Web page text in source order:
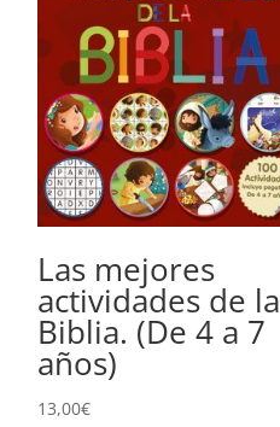
Las mejores
actividades de la
Biblia. (De 4 a 7
años)
13,00€